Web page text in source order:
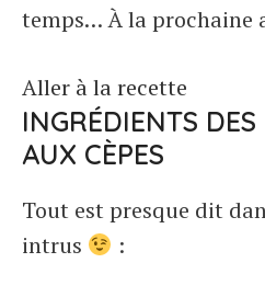
temps… À la prochaine
Aller à la recette
INGRÉDIENTS
AUX CÈPES
Tout est presque dit
intrus
: